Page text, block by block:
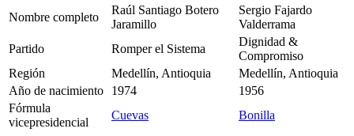
Nombre completo
Raúl Santiago Botero
Jaramillo
Sergio Fajardo
Valderrama
Partido
Romper el Sistema
Dignidad &
Compromiso
Región
Medellín, Antioquia
Medellín, Antioquia
Año de nacimiento
1974
1956
Fórmula
vicepresidencial
Cuevas Bonilla